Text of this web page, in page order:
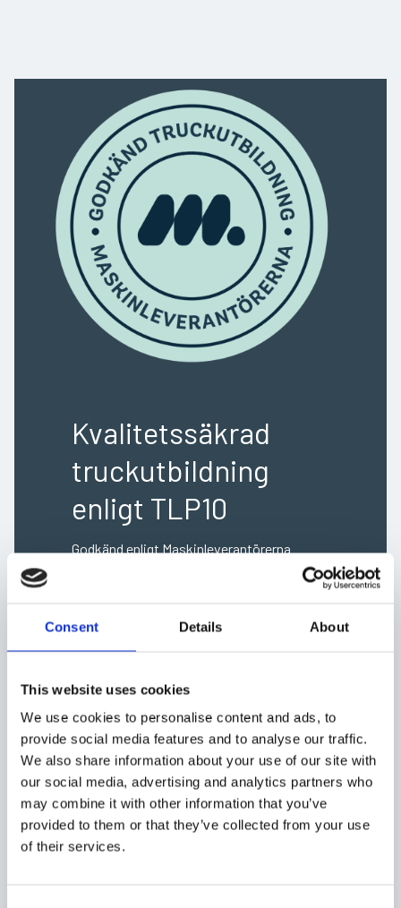
Consent Details About
This website uses cookies
We use cookies to personalise content and ads, to
provide social media features and to analyse our traffic.
We also share information about your use of our site with
our social media, advertising and analytics partners who
may combine it with other information that you’ve
provided to them or that they’ve collected from your use
of their services.
Kvalitetssäkrad
truckutbildning
enligt TLP10
Godkänd enligt Maskinleverantörerna
krav.
Detta ingår i vår
truckutbildning i Norrköping